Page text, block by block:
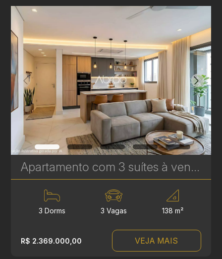
Apartamento com 3 suítes à venda no Vitra Água Verde - 138 m² - 3 Vagas - Alto Padrão | Ref. 1706
3 Dorms 3 Vagas 138 m²
R$ 2.369.000,00 VEJA MAIS